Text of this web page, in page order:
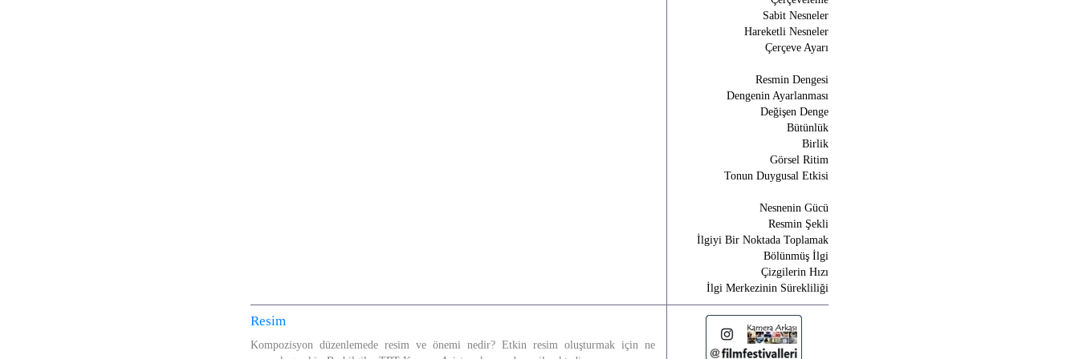
Sabit Nesneler
Hareketli Nesneler
Çerçeve Ayarı
Resmin Dengesi
Dengenin Ayarlanması
Değişen Denge
Bütünlük
Birlik
Görsel Ritim
Tonun Duygusal Etkisi
Nesnenin Gücü
Resmin Şekli
İlgiyi Bir Noktada Toplamak
Bölünmüş İlgi
Çizgilerin Hızı
İlgi Merkezinin Sürekliliği
Resim
Kompozisyon düzenlemede resim ve önemi nedir? Etkin resim oluşturmak için ne